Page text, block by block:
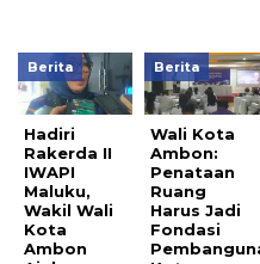
Berita
Hadiri
Rakerda II
IWAPI
Maluku,
Wakil Wali
Kota
Ambon
Berita
Wali Kota
Ambon:
Penataan
Ruang
Harus Jadi
Fondasi